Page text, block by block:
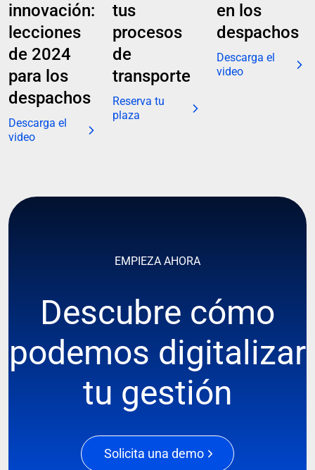
innovación:
lecciones
de 2024
para los
despachos
Descarga el
video
tus
procesos
de
transporte
Reserva tu
plaza
en los
despachos
Descarga el
video
EMPIEZA AHORA
Descubre cómo
podemos digitalizar
tu gestión
Solicita una demo